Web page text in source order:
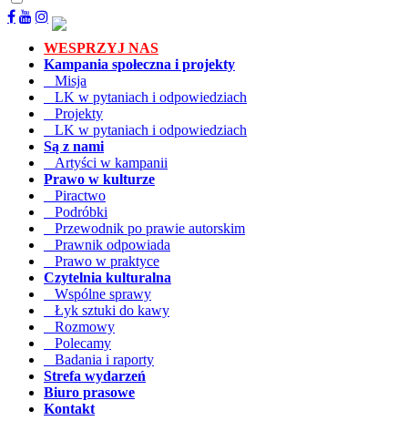
WESPRZYJ NAS
Kampania społeczna i projekty
Misja
LK w pytaniach i odpowiedziach
Projekty
LK w pytaniach i odpowiedziach
Są z nami
Artyści w kampanii
Prawo w kulturze
Piractwo
Podróbki
Przewodnik po prawie autorskim
Prawnik odpowiada
Prawo w praktyce
Czytelnia kulturalna
Wspólne sprawy
Łyk sztuki do kawy
Rozmowy
Polecamy
Badania i raporty
Strefa wydarzeń
Biuro prasowe
Kontakt